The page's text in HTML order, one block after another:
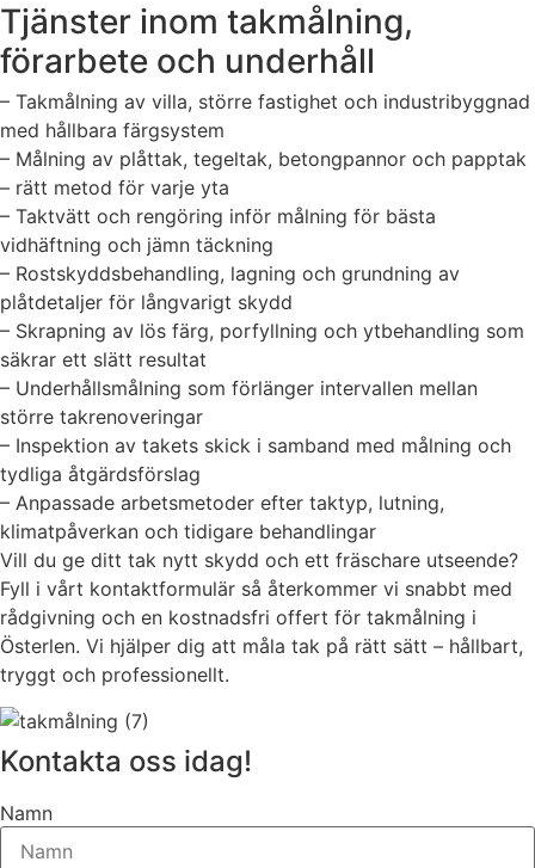
Tjänster inom takmålning,
förarbete och underhåll
– Takmålning av villa, större fastighet och industribyggnad
med hållbara färgsystem
– Målning av plåttak, tegeltak, betongpannor och papptak
– rätt metod för varje yta
– Taktvätt och rengöring inför målning för bästa
vidhäftning och jämn täckning
– Rostskyddsbehandling, lagning och grundning av
plåtdetaljer för långvarigt skydd
– Skrapning av lös färg, porfyllning och ytbehandling som
säkrar ett slätt resultat
– Underhållsmålning som förlänger intervallen mellan
större takrenoveringar
– Inspektion av takets skick i samband med målning och
tydliga åtgärdsförslag
– Anpassade arbetsmetoder efter taktyp, lutning,
klimatpåverkan och tidigare behandlingar
Vill du ge ditt tak nytt skydd och ett fräschare utseende?
Fyll i vårt kontaktformulär så återkommer vi snabbt med
rådgivning och en kostnadsfri offert för takmålning i
Österlen. Vi hjälper dig att måla tak på rätt sätt – hållbart,
tryggt och professionellt.
Kontakta oss idag!
Namn